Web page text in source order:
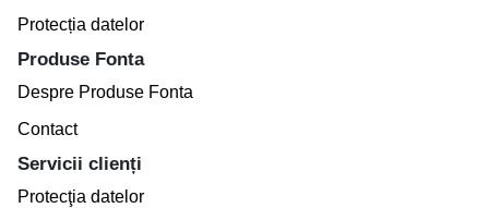
Protecția datelor
Produse Fonta
Despre Produse Fonta
Contact
Servicii clienți
Protecţia datelor